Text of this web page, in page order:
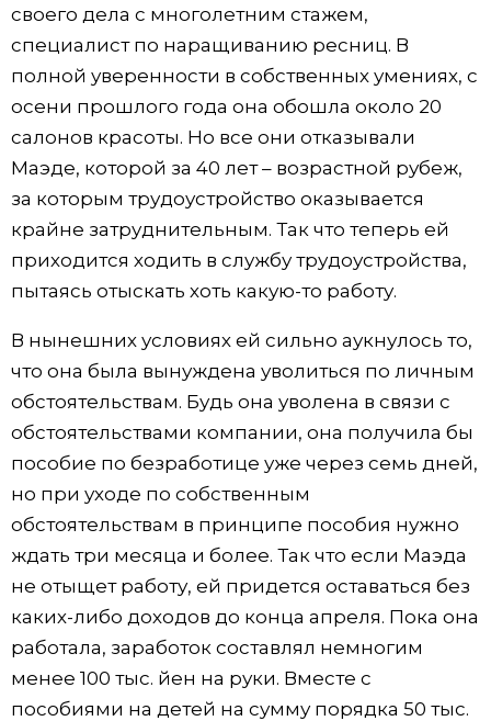
своего дела с многолетним стажем,
специалист по наращиванию ресниц. В
полной уверенности в собственных умениях, с
осени прошлого года она обошла около 20
салонов красоты. Но все они отказывали
Маэде, которой за 40 лет – возрастной рубеж,
за которым трудоустройство оказывается
крайне затруднительным. Так что теперь ей
приходится ходить в службу трудоустройства,
пытаясь отыскать хоть какую-то работу.
В нынешних условиях ей сильно аукнулось то,
что она была вынуждена уволиться по личным
обстоятельствам. Будь она уволена в связи с
обстоятельствами компании, она получила бы
пособие по безработице уже через семь дней,
но при уходе по собственным
обстоятельствам в принципе пособия нужно
ждать три месяца и более. Так что если Маэда
не отыщет работу, ей придется оставаться без
каких-либо доходов до конца апреля. Пока она
работала, заработок составлял немногим
менее 100 тыс. йен на руки. Вместе с
пособиями на детей на сумму порядка 50 тыс.